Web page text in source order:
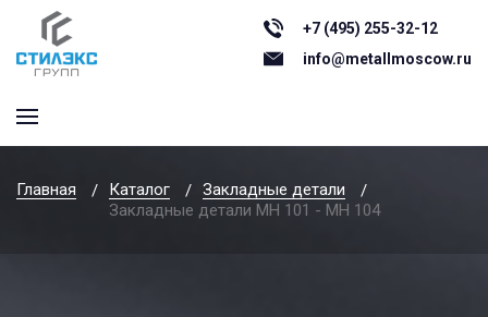
+7 (495) 255-32-12
info@metallmoscow.ru
Главная Каталог
Закладные детали
Закладные детали МН 101 - МН 104